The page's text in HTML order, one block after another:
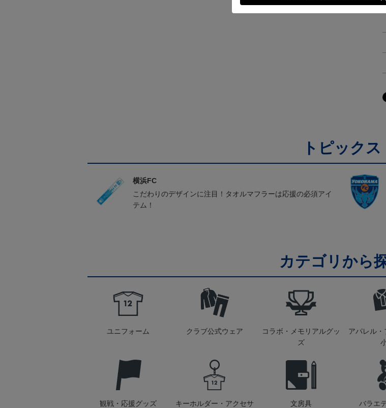
トピックス
横浜FC
こだわりのデザインに注目！タオルマフラーは応援の必須アイ
テム！
カテゴリから
ユニフォーム クラブ公式ウェア
コラボ・メモリアルグッ
ズ
アパレル
観戦・応援グッズ
キーホルダー・アクセサ
文房具 バラエ